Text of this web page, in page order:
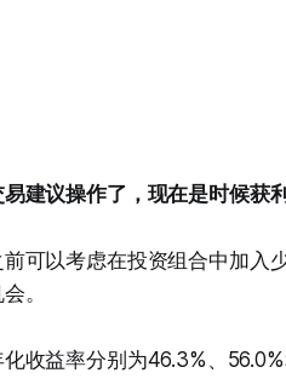
建议操作了，现在是时候获利
可以考虑在投资组合中加入
。
收益率分别为46.3%、